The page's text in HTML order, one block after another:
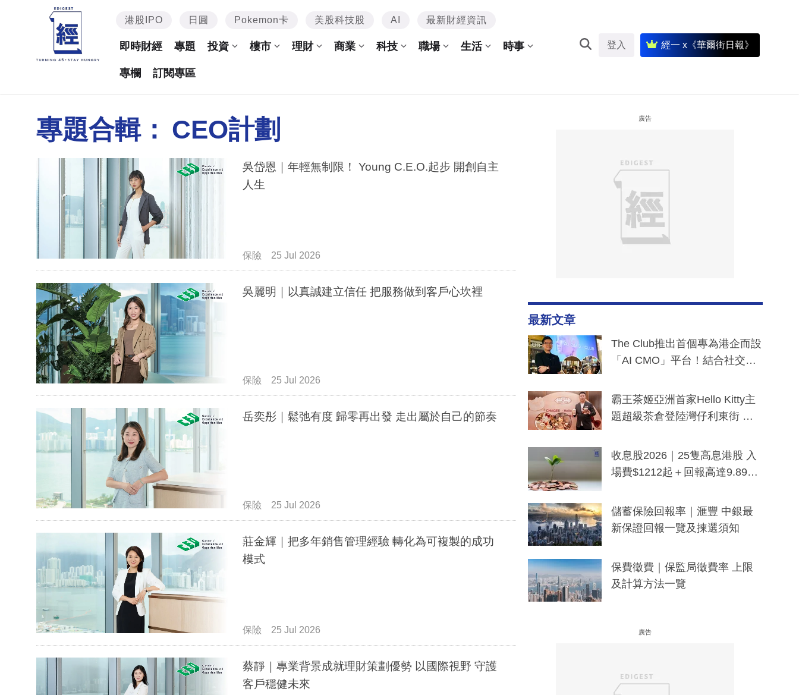
港股IPO 日圓 Pokemon卡 美股科技股 AI 最新財經資訊
即時財經 專題 投資 樓市 理財 商業 科技 職場 生活 時事
專欄 訂閱專區
登入 經一 x《華爾街日報》
專題合輯： CEO計劃
吳岱恩｜年輕無制限！ Young C.E.O.起步 開創自主
人生
保險 25 Jul 2026
吳麗明｜以真誠建立信任 把服務做到客戶心坎裡
保險 25 Jul 2026
岳奕彤｜鬆弛有度 歸零再出發 走出屬於自己的節奏
保險 25 Jul 2026
莊金輝｜把多年銷售管理經驗 轉化為可複製的成功
模式
保險 25 Jul 2026
蔡靜｜專業背景成就理財策劃優勢 以國際視野 守護
客戶穩健未來
廣告
最新文章
The Club推出首個專為港企而設
「AI CMO」平台！結合社交聆
分鐘生成「貼地」宣傳短片
霸王茶姬亞洲首家Hello Kitty主
題超級茶倉登陸灣仔利東街 推
y及香港限定特調系列
收息股2026｜25隻高息港股 入
場費$1212起＋回報高達9.89
儲蓄保險回報率｜滙豐 中銀最
新保證回報一覽及揀選須知
保費徵費｜保監局徵費率 上限
及計算方法一覽
廣告